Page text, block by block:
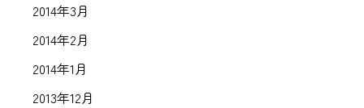
2014年3月
2014年2月
2014年1月
2013年12月